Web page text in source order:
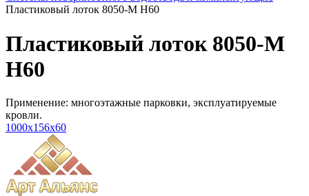
Пластиковый лоток 8050-М H60
Пластиковый лоток 8050-М
H60
Применение: многоэтажные парковки, эксплуатируемые
кровли.
1000x156x60